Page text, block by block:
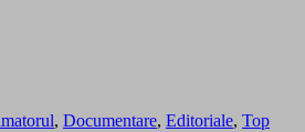
, Documentare, Editoriale, Top